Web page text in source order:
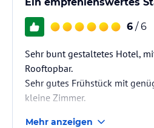
6 / 6
Sehr bunt gestaltetes Hotel,
Rooftopbar.
Sehr gutes Frühstück mit
kleine Zimmer.
Mehr anzeigen